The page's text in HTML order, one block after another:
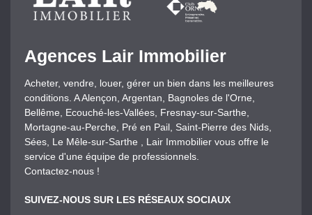
Agences Lair Immobilier
Acheter, vendre, louer, gérer un bien dans les meilleures
conditions. A Alençon, Argentan, Bagnoles de l'Orne,
Bellême, Ecouché-les-Vallées, Fresnay-sur-Sarthe,
Mortagne-au-Perche, Pré en Pail, Saint-Pierre des Nids,
Sées, Le Mêle-sur-Sarthe , Lair Immobilier vous offre le
service d'une équipe de professionnels.
Contactez-nous !
SUIVEZ-NOUS SUR LES RÉSEAUX SOCIAUX